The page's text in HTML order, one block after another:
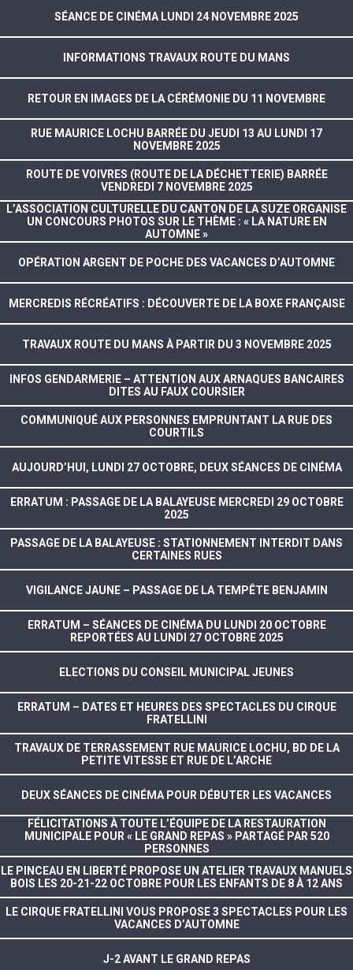
SÉANCE DE CINÉMA LUNDI 24 NOVEMBRE 2025
INFORMATIONS TRAVAUX ROUTE DU MANS
RETOUR EN IMAGES DE LA CÉRÉMONIE DU 11 NOVEMBRE
RUE MAURICE LOCHU BARRÉE DU JEUDI 13 AU LUNDI 17
NOVEMBRE 2025
ROUTE DE VOIVRES (ROUTE DE LA DÉCHETTERIE) BARRÉE
VENDREDI 7 NOVEMBRE 2025
L’ASSOCIATION CULTURELLE DU CANTON DE LA SUZE ORGANISE
UN CONCOURS PHOTOS SUR LE THÈME : « LA NATURE EN
AUTOMNE »
OPÉRATION ARGENT DE POCHE DES VACANCES D’AUTOMNE
MERCREDIS RÉCRÉATIFS : DÉCOUVERTE DE LA BOXE FRANÇAISE
TRAVAUX ROUTE DU MANS À PARTIR DU 3 NOVEMBRE 2025
INFOS GENDARMERIE – ATTENTION AUX ARNAQUES BANCAIRES
DITES AU FAUX COURSIER
COMMUNIQUÉ AUX PERSONNES EMPRUNTANT LA RUE DES
COURTILS
AUJOURD’HUI, LUNDI 27 OCTOBRE, DEUX SÉANCES DE CINÉMA
ERRATUM : PASSAGE DE LA BALAYEUSE MERCREDI 29 OCTOBRE
2025
PASSAGE DE LA BALAYEUSE : STATIONNEMENT INTERDIT DANS
CERTAINES RUES
VIGILANCE JAUNE – PASSAGE DE LA TEMPÊTE BENJAMIN
ERRATUM – SÉANCES DE CINÉMA DU LUNDI 20 OCTOBRE
REPORTÉES AU LUNDI 27 OCTOBRE 2025
ELECTIONS DU CONSEIL MUNICIPAL JEUNES
ERRATUM – DATES ET HEURES DES SPECTACLES DU CIRQUE
FRATELLINI
TRAVAUX DE TERRASSEMENT RUE MAURICE LOCHU, BD DE LA
PETITE VITESSE ET RUE DE L’ARCHE
DEUX SÉANCES DE CINÉMA POUR DÉBUTER LES VACANCES
FÉLICITATIONS À TOUTE L’ÉQUIPE DE LA RESTAURATION
MUNICIPALE POUR « LE GRAND REPAS » PARTAGÉ PAR 520
PERSONNES
LE PINCEAU EN LIBERTÉ PROPOSE UN ATELIER TRAVAUX MANUELS
BOIS LES 20-21-22 OCTOBRE POUR LES ENFANTS DE 8 À 12 ANS
LE CIRQUE FRATELLINI VOUS PROPOSE 3 SPECTACLES POUR LES
VACANCES D’AUTOMNE
J-2 AVANT LE GRAND REPAS